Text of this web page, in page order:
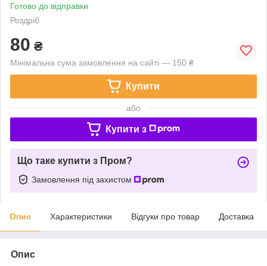
Готово до відправки
Роздріб
80 ₴
Мінімальна сума замовлення на сайті — 150 ₴
Купити
або
Купити з
Що таке купити з Пром?
Замовлення під захистом
Опис Характеристики Відгуки про товар Доставка
Опис